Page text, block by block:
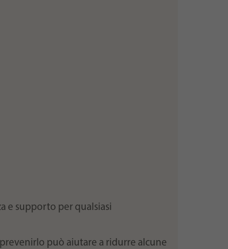
e supporto per qualsiasi
può aiutare a ridurre alcune